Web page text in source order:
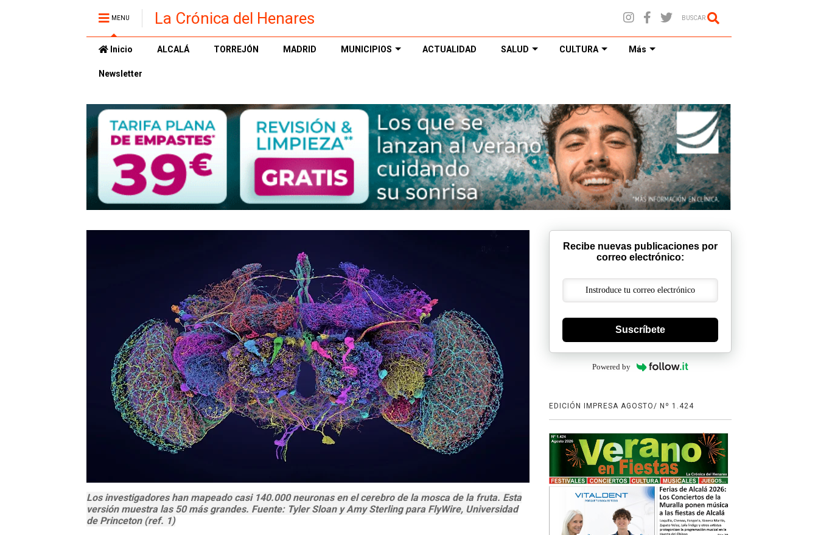
MENU La Crónica del Henares BUSCAR
Inicio ALCALÁ TORREJÓN MADRID MUNICIPIOS ACTUALIDAD SALUD CULTURA Más
Newsletter
Los investigadores han mapeado casi 140.000 neuronas en el cerebro de la mosca de la fruta. Esta
versión muestra las 50 más grandes. Fuente: Tyler Sloan y Amy Sterling para FlyWire, Universidad
de Princeton (ref. 1)
Recibe nuevas publicaciones por
correo electrónico:
Suscríbete
Powered by
EDICIÓN IMPRESA AGOSTO/ Nº 1.424